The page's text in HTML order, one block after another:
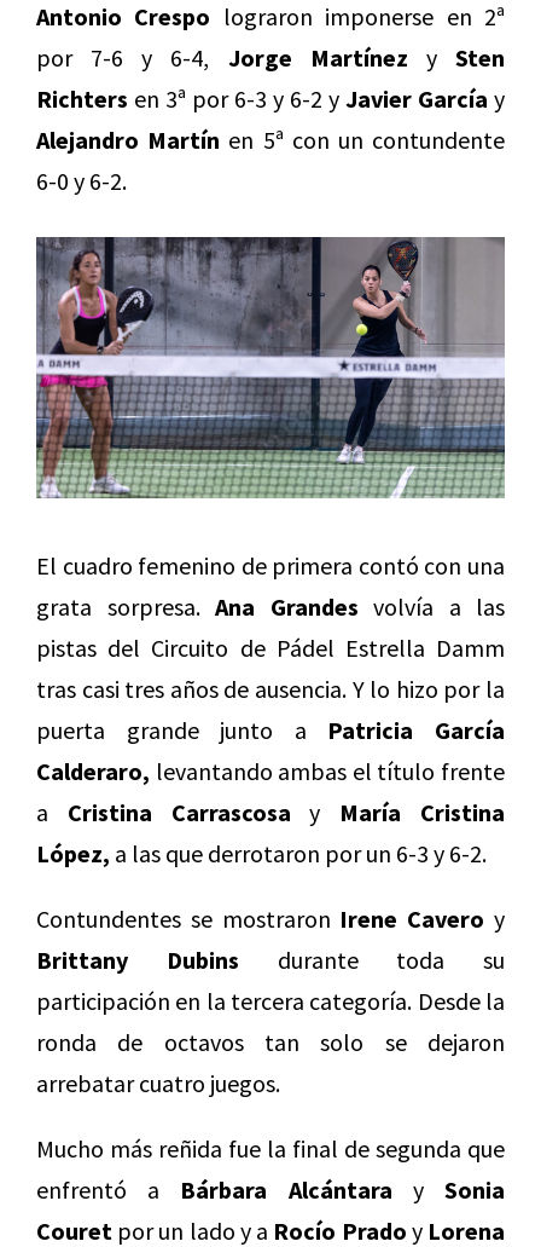
Antonio Crespo lograron imponerse en 2ª
por 7-6 y 6-4, Jorge Martínez ySten
Richters en 3ª por 6-3 y 6-2 y Javier García y
Alejandro Martín en 5ª con un contundente
6-0 y 6-2.
El cuadro femenino de primera contó con una
grata sorpresa. Ana Grandes volvía a las
pistas del Circuito de Pádel Estrella Damm
tras casi tres años de ausencia. Y lo hizo por la
puerta grande junto a Patricia García
Calderaro, levantando ambas el título frente
a Cristina Carrascosa y María Cristina
López, a las que derrotaron por un 6-3 y 6-2.
Contundentes se mostraron Irene Cavero y
Brittany Dubins durante toda su
participación en la tercera categoría. Desde la
ronda de octavos tan solo se dejaron
arrebatar cuatro juegos.
Mucho más reñida fue la final de segunda que
enfrentó a Bárbara Alcántara ySonia
Couret por un lado y a Rocío Prado y Lorena